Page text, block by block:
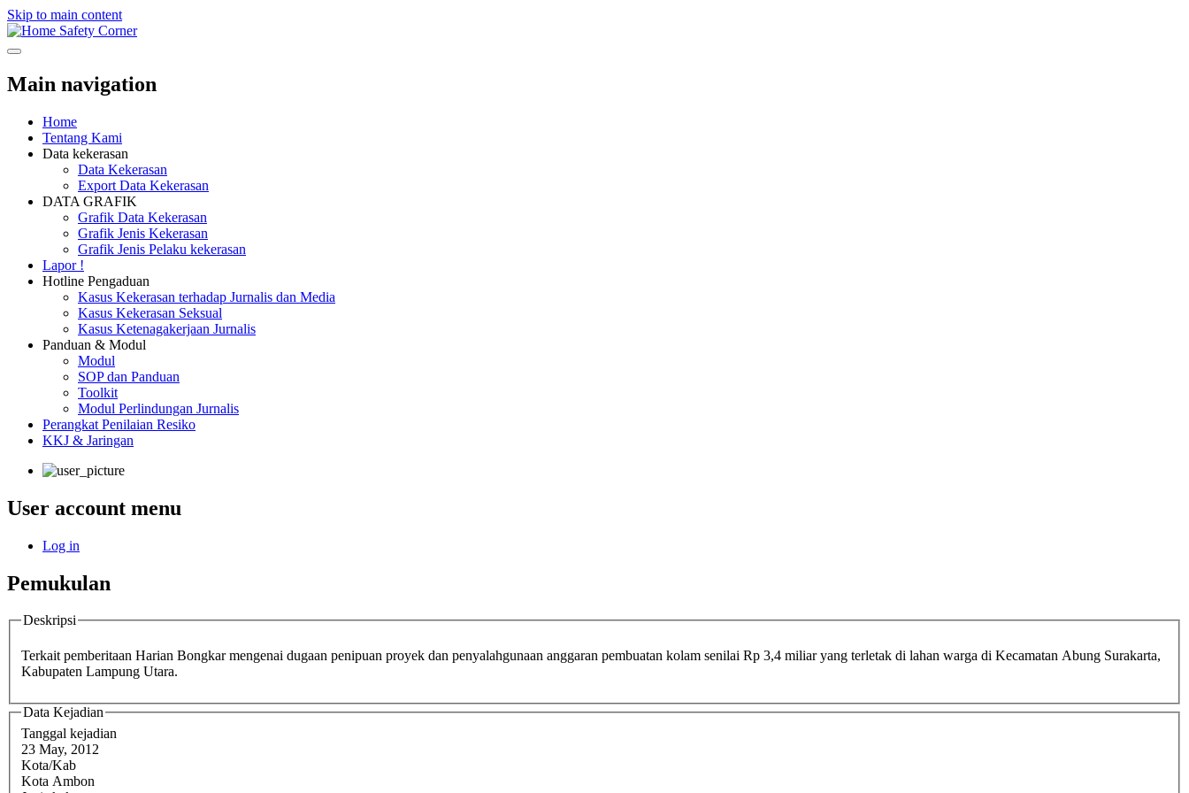
Skip to main content
Safety Corner
Main navigation
Home
Tentang Kami
Data kekerasan
Data Kekerasan
Export Data Kekerasan
DATA GRAFIK
Grafik Data Kekerasan
Grafik Jenis Kekerasan
Grafik Jenis Pelaku kekerasan
Lapor !
Hotline Pengaduan
Kasus Kekerasan terhadap Jurnalis dan Media
Kasus Kekerasan Seksual
Kasus Ketenagakerjaan Jurnalis
Panduan & Modul
Modul
SOP dan Panduan
Toolkit
Modul Perlindungan Jurnalis
Perangkat Penilaian Resiko
KKJ & Jaringan
User account menu
Log in
Pemukulan
Deskripsi
Terkait pemberitaan Harian Bongkar mengenai dugaan penipuan proyek dan penyalahgunaan anggaran pembuatan kolam senilai Rp 3,4 miliar yang terletak di lahan warga di Kecamatan Abung Surakarta,
Kabupaten Lampung Utara.
Data Kejadian
Tanggal kejadian
23 May, 2012
Kota/Kab
Kota Ambon